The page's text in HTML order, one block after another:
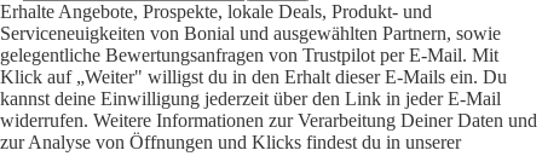
Erhalte Angebote, Prospekte, lokale Deals, Produkt- und
Serviceneuigkeiten von Bonial und ausgewählten Partnern, sowie
gelegentliche Bewertungsanfragen von Trustpilot per E-Mail. Mit
Klick auf „Weiter" willigst du in den Erhalt dieser E-Mails ein. Du
kannst deine Einwilligung jederzeit über den Link in jeder E-Mail
widerrufen. Weitere Informationen zur Verarbeitung Deiner Daten und
zur Analyse von Öffnungen und Klicks findest du in unserer